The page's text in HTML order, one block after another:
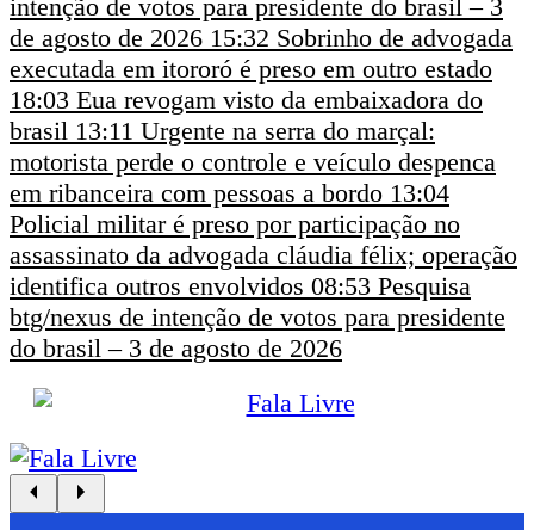
intenção de votos para presidente do brasil – 3
de agosto de 2026 15:32 Sobrinho de advogada
executada em itororó é preso em outro estado
18:03 Eua revogam visto da embaixadora do
brasil 13:11 Urgente na serra do marçal:
motorista perde o controle e veículo despenca
em ribanceira com pessoas a bordo 13:04
Policial militar é preso por participação no
assassinato da advogada cláudia félix; operação
identifica outros envolvidos 08:53 Pesquisa
btg/nexus de intenção de votos para presidente
do brasil – 3 de agosto de 2026